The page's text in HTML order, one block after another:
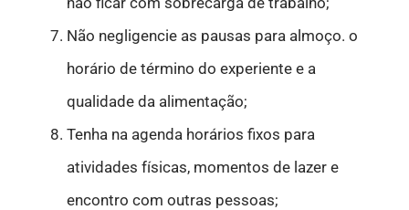
Não negligencie as pausas para almoço. o
horário de término do experiente e a
qualidade da alimentação;
Tenha na agenda horários fixos para
atividades físicas, momentos de lazer e
encontro com outras pessoas;